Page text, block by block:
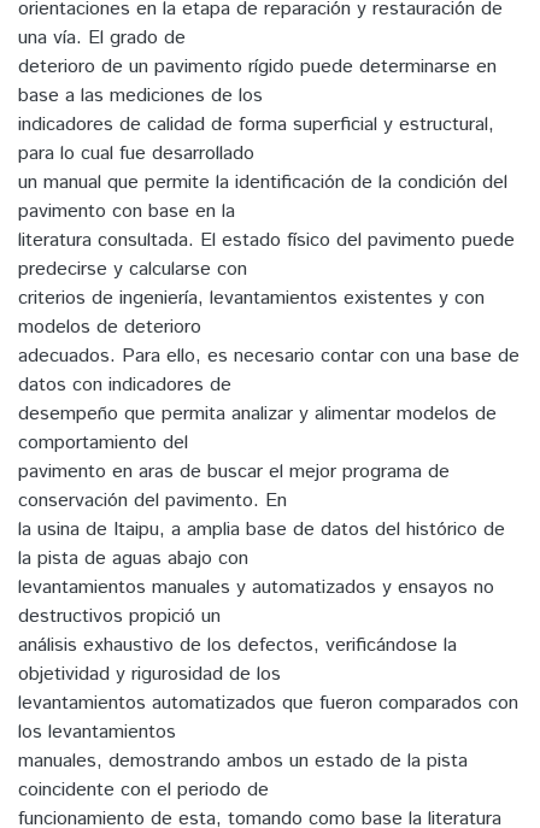
orientaciones en la etapa de reparación y restauración de
una vía. El grado de
deterioro de un pavimento rígido puede determinarse en
base a las mediciones de los
indicadores de calidad de forma superficial y estructural,
para lo cual fue desarrollado
un manual que permite la identificación de la condición del
pavimento con base en la
literatura consultada. El estado físico del pavimento puede
predecirse y calcularse con
criterios de ingeniería, levantamientos existentes y con
modelos de deterioro
adecuados. Para ello, es necesario contar con una base de
datos con indicadores de
desempeño que permita analizar y alimentar modelos de
comportamiento del
pavimento en aras de buscar el mejor programa de
conservación del pavimento. En
la usina de Itaipu, a amplia base de datos del histórico de
la pista de aguas abajo con
levantamientos manuales y automatizados y ensayos no
destructivos propició un
análisis exhaustivo de los defectos, verificándose la
objetividad y rigurosidad de los
levantamientos automatizados que fueron comparados con
los levantamientos
manuales, demostrando ambos un estado de la pista
coincidente con el periodo de
funcionamiento de esta, tomando como base la literatura